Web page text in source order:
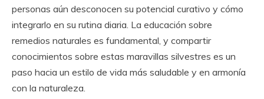
personas aún desconocen su potencial curativo y cómo
integrarlo en su rutina diaria. La educación sobre
remedios naturales es fundamental, y compartir
conocimientos sobre estas maravillas silvestres es un
paso hacia un estilo de vida más saludable y en armonía
con la naturaleza.